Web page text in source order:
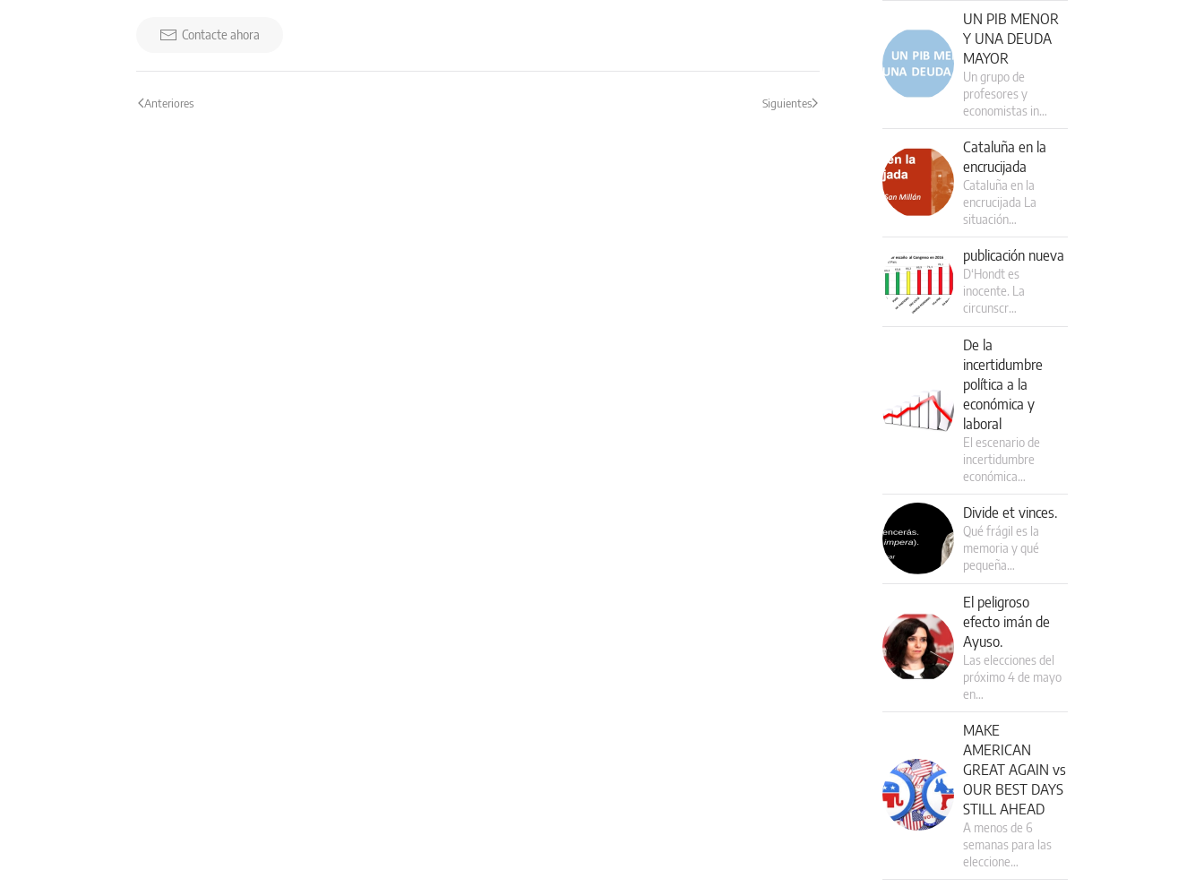
Contacte ahora
Anteriores Siguientes
UN PIB MENOR
Y UNA DEUDA
MAYOR
Un grupo de
profesores y
economistas in…
Cataluña en la
encrucijada
Cataluña en la
encrucijada La
situación…
publicación nueva
D‘Hondt es
inocente. La
circunscr…
De la
incertidumbre
política a la
económica y
laboral
El escenario de
incertidumbre
económica…
Divide et vinces.
Qué frágil es la
memoria y qué
pequeña…
El peligroso
efecto imán de
Ayuso.
Las elecciones del
próximo 4 de mayo
en…
MAKE
AMERICAN
GREAT AGAIN vs
OUR BEST DAYS
STILL AHEAD
A menos de 6
semanas para las
eleccione…